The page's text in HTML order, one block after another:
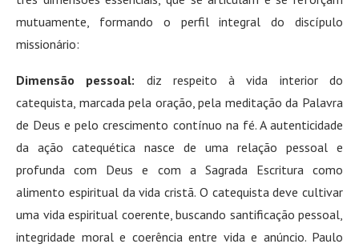
mutuamente, formando o perfil integral do discípulo
missionário:
Dimensão pessoal: diz respeito à vida interior do
catequista, marcada pela oração, pela meditação da Palavra
de Deus e pelo crescimento contínuo na fé. A autenticidade
da ação catequética nasce de uma relação pessoal e
profunda com Deus e com a Sagrada Escritura como
alimento espiritual da vida cristã. O catequista deve cultivar
uma vida espiritual coerente, buscando santificação pessoal,
integridade moral e coerência entre vida e anúncio. Paulo